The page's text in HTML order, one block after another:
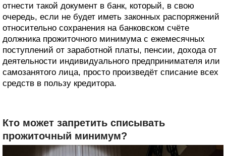
отнести такой документ в банк, который, в свою
очередь, если не будет иметь законных распоряжений
относительно сохранения на банковском счёте
должника прожиточного минимума с ежемесячных
поступлений от заработной платы, пенсии, дохода от
деятельности индивидуального предпринимателя или
самозанятого лица, просто произведёт списание всех
средств в пользу кредитора.
Кто может запретить списывать
прожиточный минимум?